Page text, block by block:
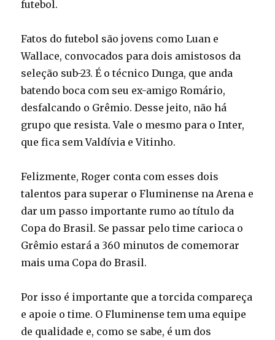
futebol.
Fatos do futebol são jovens como Luan e
Wallace, convocados para dois amistosos da
seleção sub-23. É o técnico Dunga, que anda
batendo boca com seu ex-amigo Romário,
desfalcando o Grêmio. Desse jeito, não há
grupo que resista. Vale o mesmo para o Inter,
que fica sem Valdívia e Vitinho.
Felizmente, Roger conta com esses dois
talentos para superar o Fluminense na Arena e
dar um passo importante rumo ao título da
Copa do Brasil. Se passar pelo time carioca o
Grêmio estará a 360 minutos de comemorar
mais uma Copa do Brasil.
Por isso é importante que a torcida compareça
e apoie o time. O Fluminense tem uma equipe
de qualidade e, como se sabe, é um dos